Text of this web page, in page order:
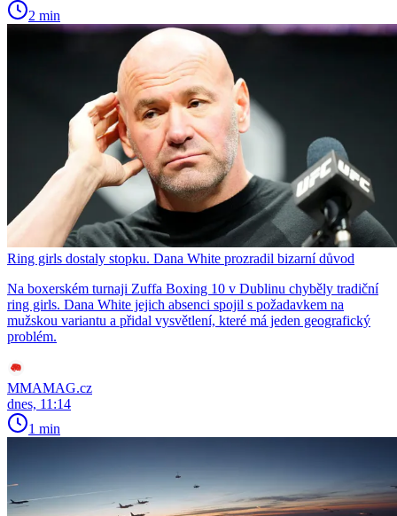
2 min
Ring girls dostaly stopku. Dana White prozradil bizarní důvod
Na boxerském turnaji Zuffa Boxing 10 v Dublinu chyběly tradiční
ring girls. Dana White jejich absenci spojil s požadavkem na
mužskou variantu a přidal vysvětlení, které má jeden geografický
problém.
MMAMAG.cz
dnes, 11:14
1 min